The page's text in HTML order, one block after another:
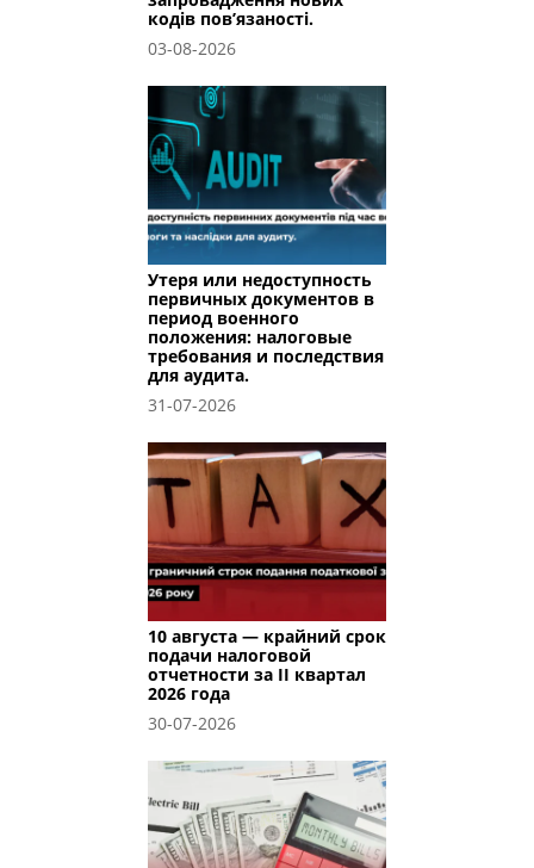
кодів пов’язаності.
03-08-2026
Утеря или недоступность
первичных документов в
период военного
положения: налоговые
требования и последствия
для аудита.
31-07-2026
10 августа — крайний срок
подачи налоговой
отчетности за II квартал
2026 года
30-07-2026